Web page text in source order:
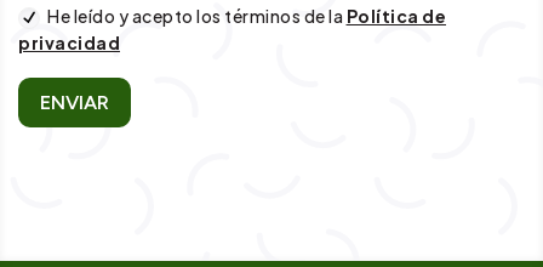
He leído y acepto los términos de la Política de
privacidad
ENVIAR